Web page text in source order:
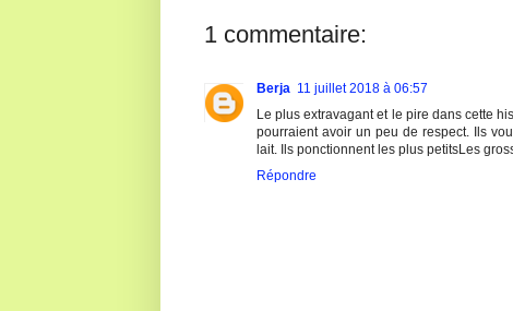
1 commentaire:
Berja 11 juillet 2018 à 06:57
Le plus extravagant et le pire dans cette
pourraient avoir un peu de respect. Ils
lait. Ils ponctionnent les plus petitsLes
Répondre